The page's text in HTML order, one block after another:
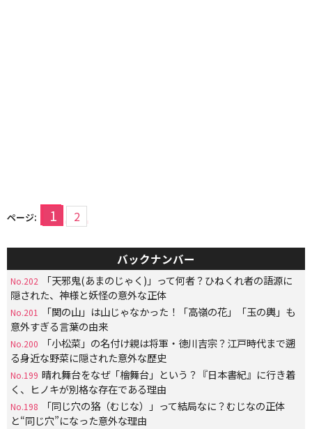
ページ: 1 2
バックナンバー
No.202
「天邪鬼(あまのじゃく)」って何者？ひねくれ者の語源に
隠された、神様と妖怪の意外な正体
No.201
「関の山」は山じゃなかった！「高嶺の花」「玉の輿」も
意外すぎる言葉の由来
No.200
「小松菜」の名付け親は将軍・徳川吉宗？江戸時代まで遡
る身近な野菜に隠された意外な歴史
No.199 晴れ舞台をなぜ「檜舞台」という？『日本書紀』に行き着
く、ヒノキが別格な存在である理由
No.198
「同じ穴の狢（むじな）」って結局なに？むじなの正体
と“同じ穴”になった意外な理由